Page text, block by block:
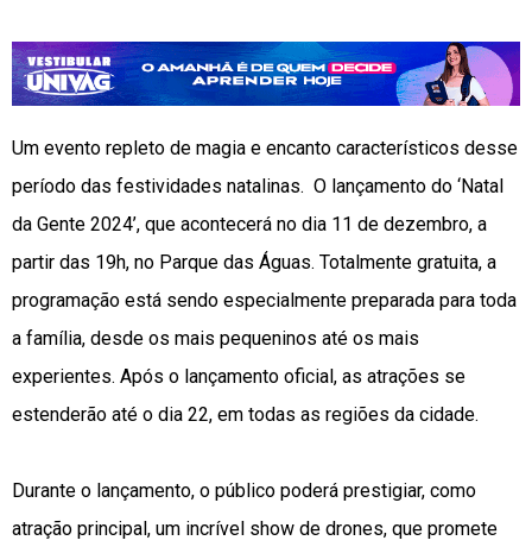
Um evento repleto de magia e encanto característicos desse
período das festividades natalinas. O lançamento do ‘Natal
da Gente 2024’, que acontecerá no dia 11 de dezembro, a
partir das 19h, no Parque das Águas. Totalmente gratuita, a
programação está sendo especialmente preparada para toda
a família, desde os mais pequeninos até os mais
experientes. Após o lançamento oficial, as atrações se
estenderão até o dia 22, em todas as regiões da cidade.
Durante o lançamento, o público poderá prestigiar, como
atração principal, um incrível show de drones, que promete